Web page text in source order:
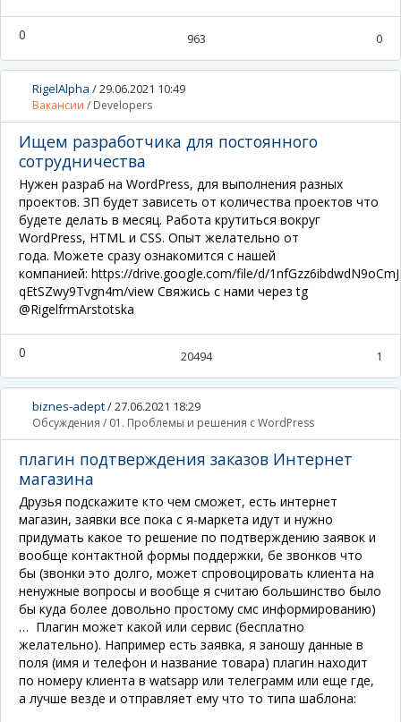
0 963 0
RigelAlpha /29.06.2021 10:49
Вакансии / Developers
Ищем разработчика для постоянного
сотрудничества
Нужен разраб на WordPress, для выполнения разных
проектов. ЗП будет зависеть от количества проектов что
будете делать в месяц. Работа крутиться вокруг
WordPress, HTML и CSS. Опыт желательно от
года. Можете сразу ознакомится с нашей
компанией: https://drive.google.com/file/d/
qEtSZwy9Tvgn4m/view Свяжись с нами через tg
@RigelfrmArstotska
0 20494 1
biznes-adept/27.06.2021 18:29
Обсуждения / 01. Проблемы и решения с WordPress
плагин подтверждения заказов Интернет
магазина
Друзья подскажите кто чем сможет, есть интернет
магазин, заявки все пока с я-маркета идут и нужно
придумать какое то решение по подтверждению заявок и
вообще контактной формы поддержки, бе звонков что
бы (звонки это долго, может спровоцировать клиента на
ненужные вопросы и вообще я считаю большинство было
бы куда более довольно простому смс информированию)
… Плагин может какой или сервис (бесплатно
желательно). Например есть заявка, я заношу данные в
поля (имя и телефон и название товара) плагин находит
по номеру клиента в watsapp или телеграмм или еще где,
а лучше везде и отправляет ему что то типа шаблона: